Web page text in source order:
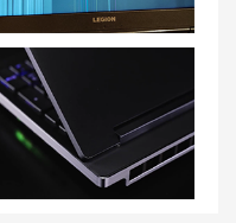
拯救者Y7000P屏幕出现条纹感、波浪感和花屏横条纹闪的解决方法